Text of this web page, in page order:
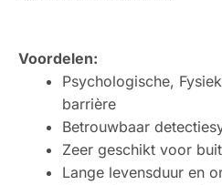
Voordelen:
Psychologische,
barrière
Betrouwbaar
Zeer geschikt voor
Lange levensduur en